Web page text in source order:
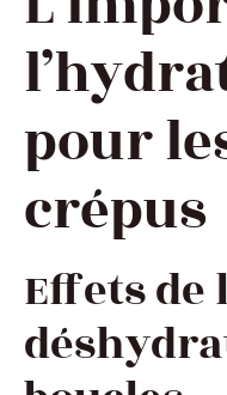
pour
crépus
Effets de